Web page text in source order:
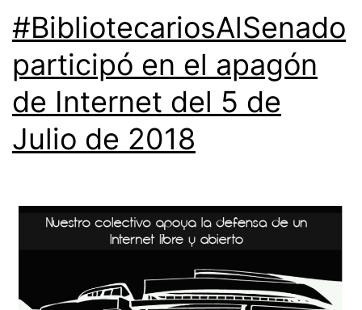
#BibliotecariosAlSenado
participó en el apagón
de Internet del 5 de
Julio de 2018